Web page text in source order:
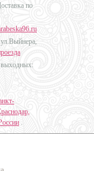
по
выходных:
.